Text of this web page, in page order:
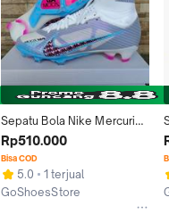
Sepatu Bola Nike Mercurial
Superfly9 Elite Putih Biru
White Blue Fg
Rp510.000
Bisa COD
5.0
1 terjual
GoShoesStore